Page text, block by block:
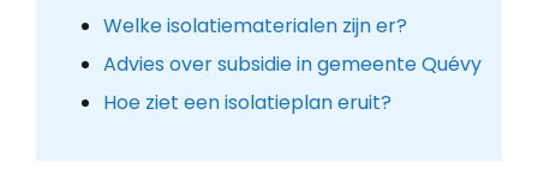
Welke isolatiematerialen zijn er?
Advies over subsidie in gemeente Quévy
Hoe ziet een isolatieplan eruit?